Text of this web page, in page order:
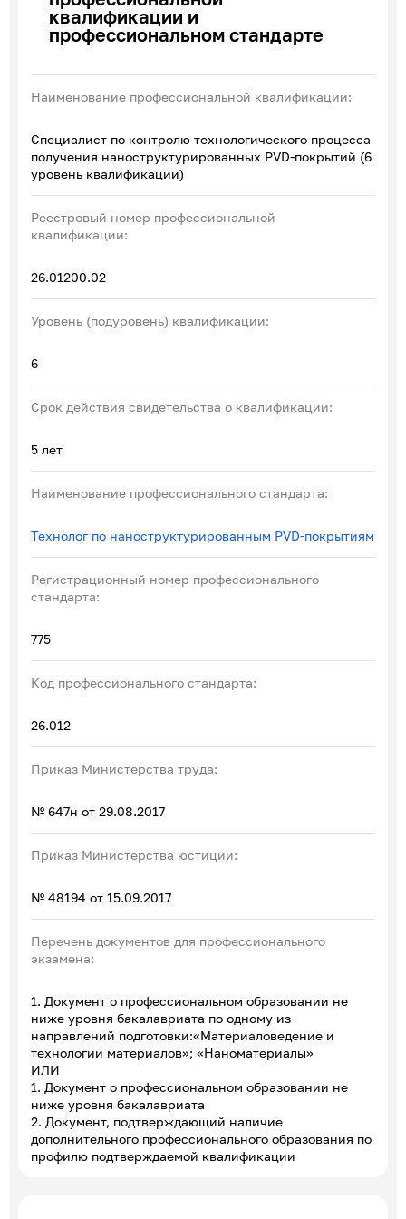
Эксперты по ПОА
Соглашения с отраслевыми СПК
квалификации и
профессиональном стандарте
Наименование профессиональной квалификации:
Специалист по контролю технологического процесса
получения наноструктурированных PVD-покрытий (6
уровень квалификации)
Реестровый номер профессиональной
квалификации:
26.01200.02
Уровень (подуровень) квалификации:
6
Срок действия свидетельства о квалификации:
5 лет
Наименование профессионального стандарта:
Технолог по наноструктурированным PVD-покрытиям
Регистрационный номер профессионального
стандарта:
775
Код профессионального стандарта:
26.012
Приказ Министерства труда:
№ 647н от 29.08.2017
Приказ Министерства юстиции:
№ 48194 от 15.09.2017
Перечень документов для профессионального
экзамена:
1. Документ о профессиональном образовании не
ниже уровня бакалавриата по одному из
направлений подготовки:«Материаловедение и
технологии материалов»; «Наноматериалы»
ИЛИ
1. Документ о профессиональном образовании не
ниже уровня бакалавриата
2. Документ, подтверждающий наличие
дополнительного профессионального образования по
профилю подтверждаемой квалификации